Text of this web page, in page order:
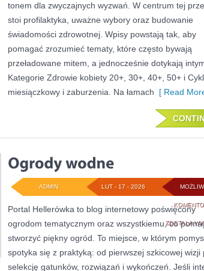
tonem dla zwyczajnych wyzwań. W centrum tej
stoi profilaktyka, uważne wybory oraz budowanie
świadomości zdrowotnej. Wpisy powstają tak, aby
pomagać zrozumieć tematy, które często bywają
przeładowane mitem, a jednocześnie dotykają
Kategorie Zdrowie kobiety 20+, 30+, 40+, 50+ i Cykl
miesiączkowy i zaburzenia. Na łamach [ Read
ZOSTAŁA
LUT - 17 - 2026
ADMIN
Portal Hellerówka to blog internetowy poświęcony
ogrodom tematycznym oraz wszystkiemu, co
stworzyć piękny ogród. To miejsce, w którym
spotyka się z praktyką: od pierwszej szkicowej wizji
selekcję gatunków, rozwiązań i wykończeń. Jeśli